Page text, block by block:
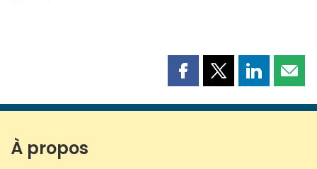
Partager
page
Partager
page
Partager
page page
À propos